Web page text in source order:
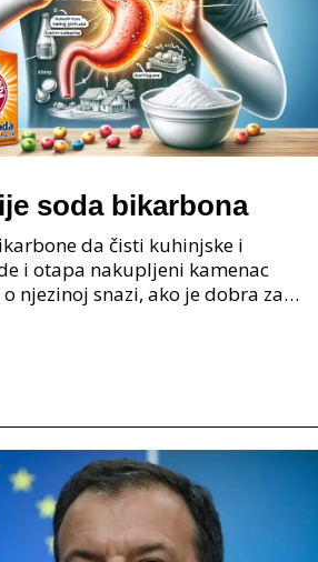
soda bikarbona
da čisti kuhinjske i
i otapa nakupljeni kamenac
njezinoj snazi, ako je dobra za